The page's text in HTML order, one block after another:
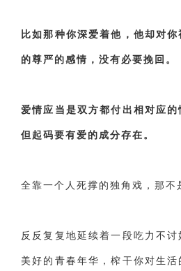
比如那种你深爱着他，他却对
的尊严的感情，没有必要挽回。
爱情应当是双方都付出相对应的
但起码要有爱的成分存在。
全靠一个人死撑的独角戏，那不
反反复复地延续着一段吃力不
美好的青春年华，榨干你对生